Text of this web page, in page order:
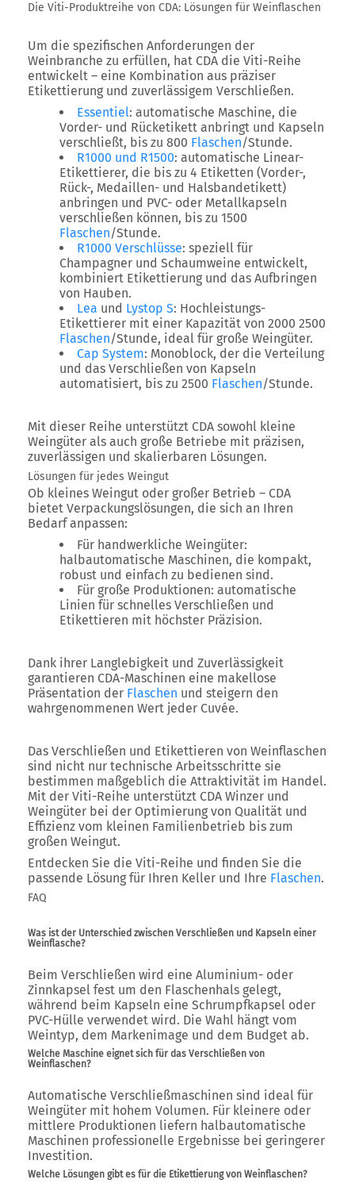
Die Viti-Produktreihe von CDA: Lösungen für Weinflaschen
Um die spezifischen Anforderungen der
Weinbranche zu erfüllen, hat CDA die Viti-Reihe
entwickelt – eine Kombination aus präziser
Etikettierung und zuverlässigem Verschließen.
Essentiel: automatische Maschine, die
Vorder- und Rücketikett anbringt und Kapseln
verschließt, bis zu 800 Flaschen/Stunde.
R1000 und R1500: automatische Linear-
Etikettierer, die bis zu 4 Etiketten (Vorder-,
Rück-, Medaillen- und Halsbandetikett)
anbringen und PVC- oder Metallkapseln
verschließen können, bis zu 1500
Flaschen/Stunde.
R1000 Verschlüsse: speziell für
Champagner und Schaumweine entwickelt,
kombiniert Etikettierung und das Aufbringen
von Hauben.
Lea und Lystop S: Hochleistungs-
Etikettierer mit einer Kapazität von 2000 2500
Flaschen/Stunde, ideal für große Weingüter.
Cap System: Monoblock, der die Verteilung
und das Verschließen von Kapseln
automatisiert, bis zu 2500 Flaschen/Stunde.
Mit dieser Reihe unterstützt CDA sowohl kleine
Weingüter als auch große Betriebe mit präzisen,
zuverlässigen und skalierbaren Lösungen.
Lösungen für jedes Weingut
Ob kleines Weingut oder großer Betrieb – CDA
bietet Verpackungslösungen, die sich an Ihren
Bedarf anpassen:
Für handwerkliche Weingüter:
halbautomatische Maschinen, die kompakt,
robust und einfach zu bedienen sind.
Für große Produktionen: automatische
Linien für schnelles Verschließen und
Etikettieren mit höchster Präzision.
Dank ihrer Langlebigkeit und Zuverlässigkeit
garantieren CDA-Maschinen eine makellose
Präsentation der Flaschen und steigern den
wahrgenommenen Wert jeder Cuvée.
Das Verschließen und Etikettieren von Weinflaschen
sind nicht nur technische Arbeitsschritte sie
bestimmen maßgeblich die Attraktivität im Handel.
Mit der Viti-Reihe unterstützt CDA Winzer und
Weingüter bei der Optimierung von Qualität und
Effizienz vom kleinen Familienbetrieb bis zum
großen Weingut.
Entdecken Sie die Viti-Reihe und finden Sie die
passende Lösung für Ihren Keller und Ihre Flaschen.
FAQ
Was ist der Unterschied zwischen Verschließen und Kapseln einer
Weinflasche?
Beim Verschließen wird eine Aluminium- oder
Zinnkapsel fest um den Flaschenhals gelegt,
während beim Kapseln eine Schrumpfkapsel oder
PVC-Hülle verwendet wird. Die Wahl hängt vom
Weintyp, dem Markenimage und dem Budget ab.
Welche Maschine eignet sich für das Verschließen von
Weinflaschen?
Automatische Verschließmaschinen sind ideal für
Weingüter mit hohem Volumen. Für kleinere oder
mittlere Produktionen liefern halbautomatische
Maschinen professionelle Ergebnisse bei geringerer
Investition.
Welche Lösungen gibt es für die Etikettierung von Weinflaschen?